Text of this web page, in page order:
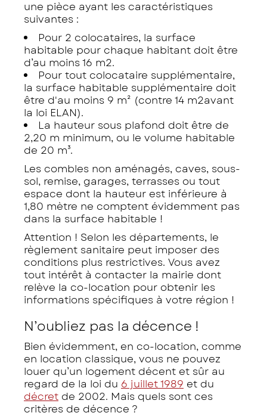
une pièce ayant les caractéristiques
suivantes :
Pour 2 colocataires, la surface
habitable pour chaque habitant doit être
d’au moins 16 m2.
Pour tout colocataire supplémentaire,
la surface habitable supplémentaire doit
être d'au moins 9 m² (contre 14 m2avant
la loi ELAN).
La hauteur sous plafond doit être de
2,20 m minimum, ou le volume habitable
de 20 m³.
Les combles non aménagés, caves, sous-
sol, remise, garages, terrasses ou tout
espace dont la hauteur est inférieure à
1,80 mètre ne comptent évidemment pas
dans la surface habitable !
Attention ! Selon les départements, le
règlement sanitaire peut imposer des
conditions plus restrictives. Vous avez
tout intérêt à contacter la mairie dont
relève la co-location pour obtenir les
informations spécifiques à votre région !
N’oubliez pas la décence !
Bien évidemment, en co-location, comme
en location classique, vous ne pouvez
louer qu’un logement décent et sûr au
regard de la loi du 6 juillet 1989 et du
décret de 2002. Mais quels sont ces
critères de décence ?